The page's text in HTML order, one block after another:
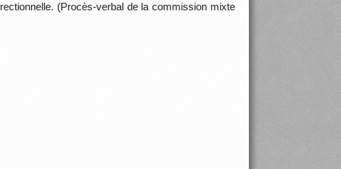
(Procès-verbal de la commission mixte